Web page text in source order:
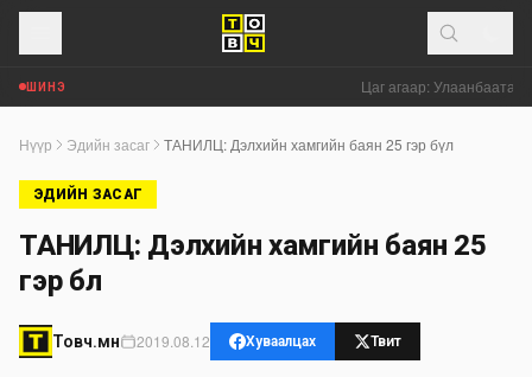
ШИНЭ Цаг агаар: Улаанбаатар
Нүүр Эдийн засаг ТАНИЛЦ: Дэлхийн хамгийн баян 25 гэр бүл
ЭДИЙН ЗАСАГ
ТАНИЛЦ: Дэлхийн хамгийн баян 25
гэр бүл
Товч.мн 2019.08.12 Хуваалцах Твит